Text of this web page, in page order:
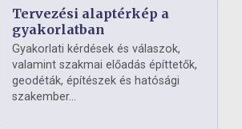
Tervezési alaptérkép a
gyakorlatban
Gyakorlati kérdések és válaszok,
valamint szakmai előadás építtetők,
geodéták, építészek és hatósági
szakember...